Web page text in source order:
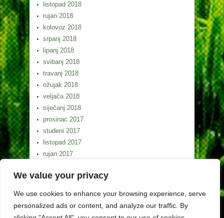
We value your privacy
We use cookies to enhance your browsing experience, serve
personalized ads or content, and analyze our traffic. By
listopad 2018
rujan 2018
kolovoz 2018
srpanj 2018
lipanj 2018
svibanj 2018
travanj 2018
ožujak 2018
veljača 2018
siječanj 2018
prosinac 2017
studeni 2017
listopad 2017
rujan 2017
srpanj 2017